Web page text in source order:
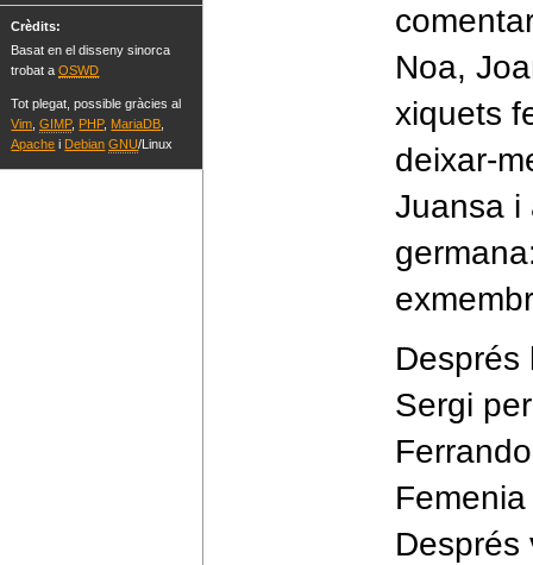
Crèdits:
Basat en el disseny sinorca
trobat aOSWD
Tot plegat, possible gràcies al
Vim ,GIMP, PHP, MariaDB
Apache i Debian GNU/Linux
Noa,
xiquets
deixar-
Juansa i
Després
Sergi
Després